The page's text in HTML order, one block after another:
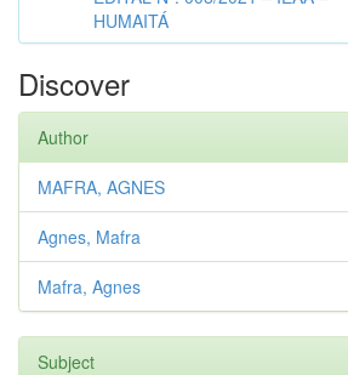
HUMAITÁ
Discover
Author
MAFRA, AGNES
Agnes, Mafra
Mafra, Agnes
Subject